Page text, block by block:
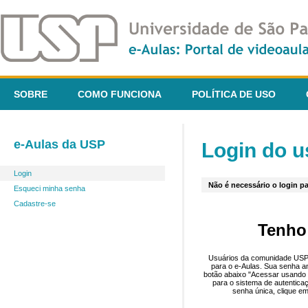
SOBRE COMO FUNCIONA POLÍTICA DE USO
e-Aulas da USP
Login
Esqueci minha senha
Cadastre-se
Login do
Não é necessário o login
Usuários da comunidade
para o e-Aulas. Sua senha
botão abaixo "Acessar
para o sistema de
senha única, clique